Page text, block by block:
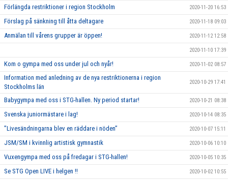
Förlängda restriktioner i region Stockholm 2020-11-20 16:53
Förslag på sänkning till åtta deltagare 2020-11-18 09:03
Anmälan till vårens grupper är öppen! 2020-11-12 12:58
2020-11-10 17:39
Kom o gympa med oss under jul och nyår! 2020-11-02 08:57
Information med anledning av de nya restriktionerna i region
Stockholms län
2020-10-29 17:41
Babygympa med oss i STG-hallen. Ny period startar! 2020-10-21 08:38
Svenska juniormästare i lag! 2020-10-14 08:35
”Livesändningarna blev en räddare i nöden” 2020-10-07 15:11
JSM/SM i kvinnlig artistisk gymnastik 2020-10-06 10:10
Vuxengympa med oss på fredagar i STG-hallen! 2020-10-05 10:35
Se STG Open LIVE i helgen !! 2020-10-02 10:55